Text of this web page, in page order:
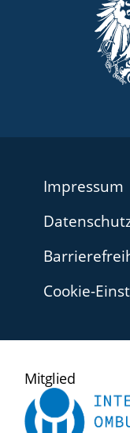
Impressum
Cookie-
Mitglied
International
Ombudsman
Institute